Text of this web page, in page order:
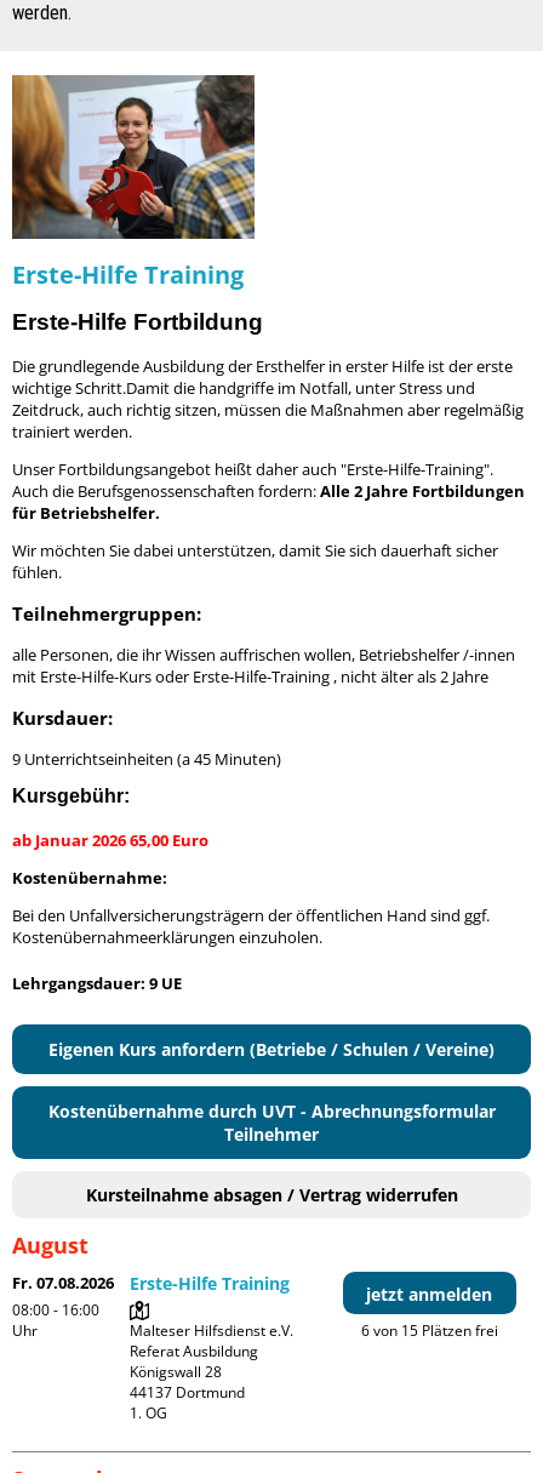
werden.
Erste-Hilfe Training
Erste-Hilfe Fortbildung
Die grundlegende Ausbildung der Ersthelfer in erster Hilfe ist der erste
wichtige Schritt.Damit die handgriffe im Notfall, unter Stress und
Zeitdruck, auch richtig sitzen, müssen die Maßnahmen aber regelmäßig
trainiert werden.
Unser Fortbildungsangebot heißt daher auch "Erste-Hilfe-Training".
Auch die Berufsgenossenschaften fordern:Alle 2 Jahre Fortbildungen
für Betriebshelfer.
Wir möchten Sie dabei unterstützen, damit Sie sich dauerhaft sicher
fühlen.
Teilnehmergruppen:
alle Personen, die ihr Wissen auffrischen wollen, Betriebshelfer /-innen
mit Erste-Hilfe-Kurs oder Erste-Hilfe-Training , nicht älter als 2 Jahre
Kursdauer:
9 Unterrichtseinheiten (a 45 Minuten)
Kursgebühr:
ab Januar 2026 65,00 Euro
Kostenübernahme:
Bei den Unfallversicherungsträgern der öffentlichen Hand sind ggf.
Kostenübernahmeerklärungen einzuholen.
Lehrgangsdauer: 9 UE
Eigenen Kurs anfordern (Betriebe / Schulen / Vereine)
Kostenübernahme durch UVT - Abrechnungsformular
Teilnehmer
Kursteilnahme absagen / Vertrag widerrufen
August
Fr. 07.08.2026
08:00 - 16:00
Uhr
Erste-Hilfe Training
Malteser Hilfsdienst e.V.
Referat Ausbildung
Königswall 28
44137 Dortmund
1. OG
jetzt anmelden
6 von 15 Plätzen frei